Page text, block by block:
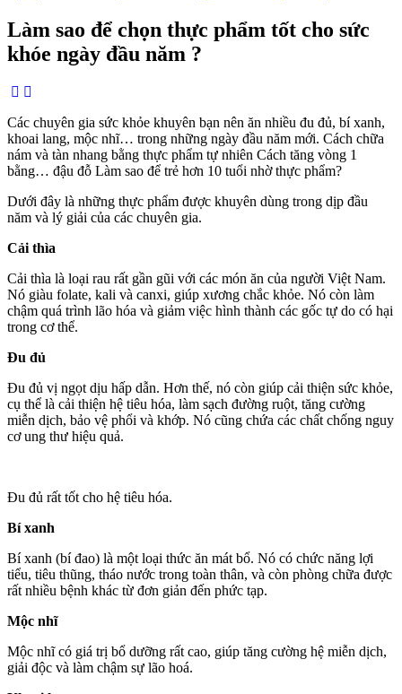
Làm sao để chọn thực phẩm tốt cho sức
khóe ngày đầu năm ?
Các chuyên gia sức khỏe khuyên bạn nên ăn nhiều đu đủ, bí xanh,
khoai lang, mộc nhĩ… trong những ngày đầu năm mới. Cách chữa
nám và tàn nhang bằng thực phẩm tự nhiên Cách tăng vòng 1
bằng… đậu đỗ Làm sao để trẻ hơn 10 tuổi nhờ thực phẩm?
Dưới đây là những thực phẩm được khuyên dùng trong dịp đầu
năm và lý giải của các chuyên gia.
Cải thìa
Cải thìa là loại rau rất gần gũi với các món ăn của người Việt Nam.
Nó giàu folate, kali và canxi, giúp xương chắc khỏe. Nó còn làm
chậm quá trình lão hóa và giảm việc hình thành các gốc tự do có hại
trong cơ thể.
Đu đủ
Đu đủ vị ngọt dịu hấp dẫn. Hơn thế, nó còn giúp cải thiện sức khỏe,
cụ thể là cải thiện hệ tiêu hóa, làm sạch đường ruột, tăng cường
miễn dịch, bảo vệ phổi và khớp. Nó cũng chứa các chất chống nguy
cơ ung thư hiệu quả.
Đu đủ rất tốt cho hệ tiêu hóa.
Bí xanh
Bí xanh (bí đao) là một loại thức ăn mát bổ. Nó có chức năng lợi
tiểu, tiêu thũng, tháo nước trong toàn thân, và còn phòng chữa được
rất nhiều bệnh khác từ đơn giản đến phức tạp.
Mộc nhĩ
Mộc nhĩ có giá trị bổ dưỡng rất cao, giúp tăng cường hệ miễn dịch,
giải độc và làm chậm sự lão hoá.